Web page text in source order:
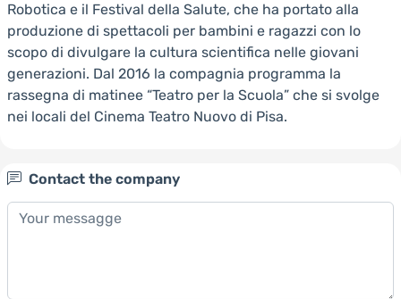
Robotica e il Festival della Salute, che ha portato alla
produzione di spettacoli per bambini e ragazzi con lo
scopo di divulgare la cultura scientifica nelle giovani
generazioni. Dal 2016 la compagnia programma la
rassegna di matinee “Teatro per la Scuola” che si svolge
nei locali del Cinema Teatro Nuovo di Pisa.
Contact the company